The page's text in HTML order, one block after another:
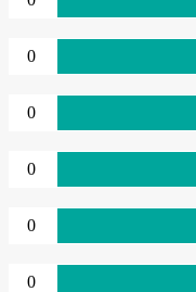
0
0
0
0
0